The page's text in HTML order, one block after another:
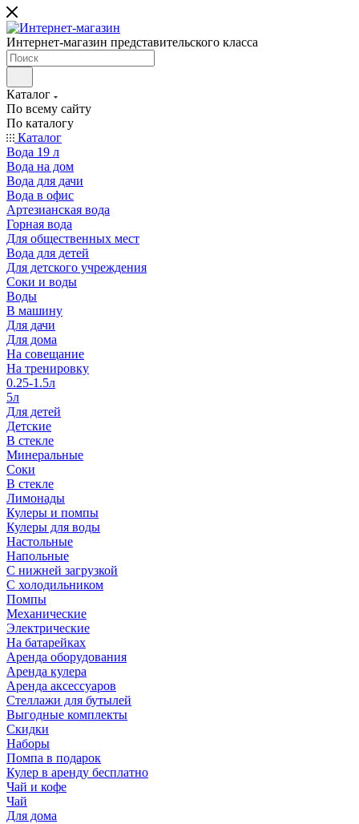
Интернет-магазин представительского класса
Каталог
По всему сайту
По каталогу
Каталог
Вода 19 л
Вода на дом
Вода для дачи
Вода в офис
Артезианская вода
Горная вода
Для общественных мест
Вода для детей
Для детского учреждения
Соки и воды
Воды
В машину
Для дачи
Для дома
На совещание
На тренировку
0.25-1.5л
5л
Для детей
Детские
В стекле
Минеральные
Соки
В стекле
Лимонады
Кулеры и помпы
Кулеры для воды
Настольные
Напольные
С нижней загрузкой
С холодильником
Помпы
Механические
Электрические
На батарейках
Аренда оборудования
Аренда кулера
Аренда аксессуаров
Стеллажи для бутылей
Выгодные комплекты
Скидки
Наборы
Помпа в подарок
Кулер в аренду бесплатно
Чай и кофе
Чай
Для дома